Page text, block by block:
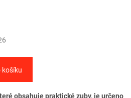
košíku
obsahuje praktické zuby, je určeno